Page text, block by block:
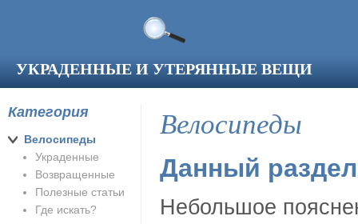
УКРАДЕННЫЕ И УТЕРЯННЫЕ ВЕЩИ
Велосипеды
Данный
Небольшое
Категория
Велосипеды
Украденные
Возвращенные
Полезные статьи
Где искать?